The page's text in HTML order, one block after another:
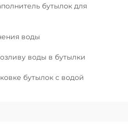
бутылок для
воды
воды в бутылки
бутылок с водой